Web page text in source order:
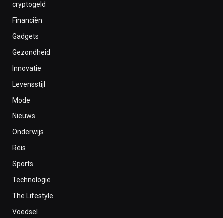
cryptogeld
Financiën
Gadgets
Gezondheid
Innovatie
Levensstijl
Mode
Nieuws
Onderwijs
Reis
Sports
Technologie
The Lifestyle
Voedsel